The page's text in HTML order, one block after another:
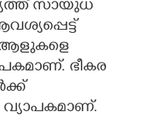
സായുധ
ആളുകളെ
ഭീകര